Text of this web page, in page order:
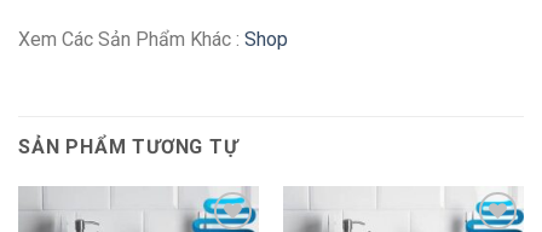
Xem Các Sản Phẩm Khác : Shop
SẢN PHẨM TƯƠNG TỰ